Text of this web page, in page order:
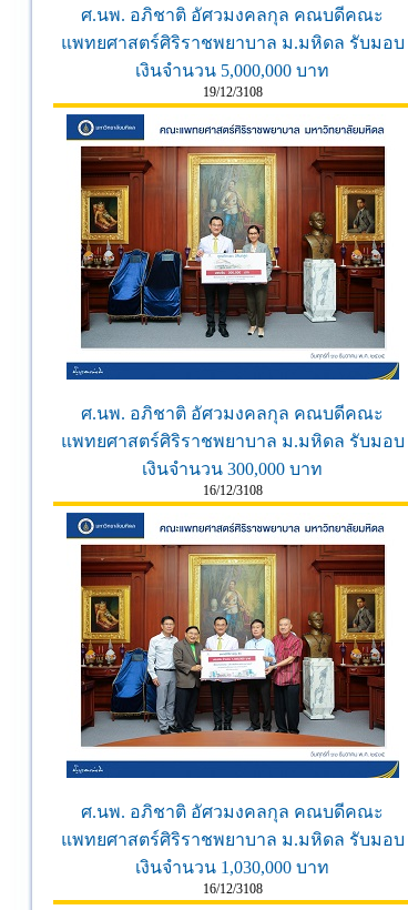
ศ.นพ. อภิชาติ อัศวมงคลกุล คณบดีคณะ
แพทยศาสตร์ศิริราชพยาบาล ม.มหิดล รับมอบ
เงินจำนวน 5,000,000 บาท
19/12/3108
ศ.นพ. อภิชาติ อัศวมงคลกุล คณบดีคณะ
แพทยศาสตร์ศิริราชพยาบาล ม.มหิดล รับมอบ
เงินจำนวน 300,000 บาท
16/12/3108
ศ.นพ. อภิชาติ อัศวมงคลกุล คณบดีคณะ
แพทยศาสตร์ศิริราชพยาบาล ม.มหิดล รับมอบ
เงินจำนวน 1,030,000 บาท
16/12/3108